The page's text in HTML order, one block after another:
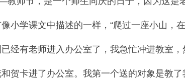
小学课文中描述的一样，“爬过一座小山，
经有老师进入办公室了，我急忙冲进教室
贺卡进了办公室。我第一个送的对象是教